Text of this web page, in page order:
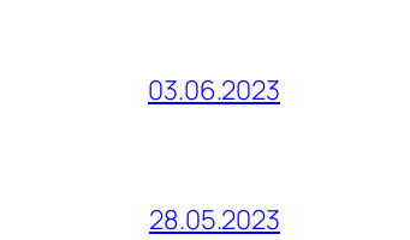
03.06.2023
28.05.2023